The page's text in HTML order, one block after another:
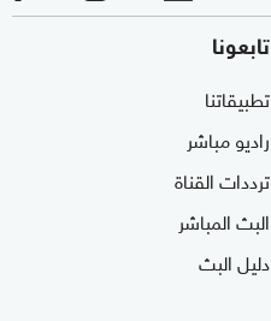
تابعونا
تطبيقاتنا
راديو مباشر
ترددات القناة
البث المباشر
دليل البث